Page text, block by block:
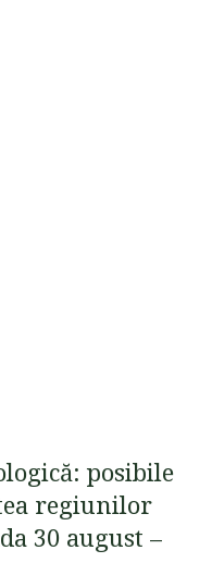
posibile
regiunilor
30 august –